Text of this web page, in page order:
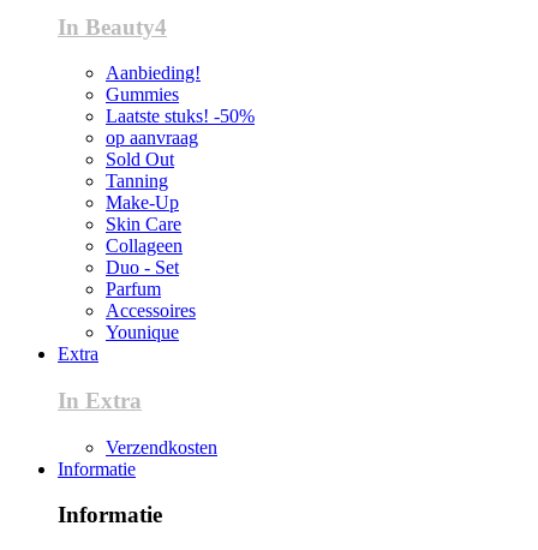
In Beauty4
Aanbieding!
Gummies
Laatste stuks! -50%
op aanvraag
Sold Out
Tanning
Make-Up
Skin Care
Collageen
Duo - Set
Parfum
Accessoires
Younique
Extra
In Extra
Verzendkosten
Informatie
Informatie